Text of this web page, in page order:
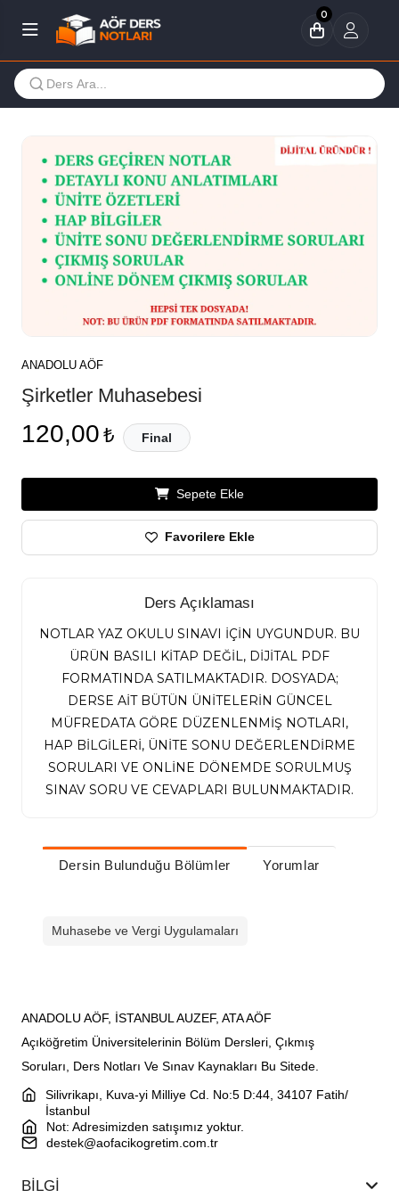
0
ANADOLU AÖF
Şirketler Muhasebesi
120,00 ₺ Final
Sepete Ekle
Favorilere Ekle
Ders Açıklaması
NOTLAR YAZ OKULU SINAVI İÇİN UYGUNDUR. BU
ÜRÜN BASILI KİTAP DEĞİL, DİJİTAL PDF
FORMATINDA SATILMAKTADIR. DOSYADA;
DERSE AİT BÜTÜN ÜNİTELERİN GÜNCEL
MÜFREDATA GÖRE DÜZENLENMİŞ NOTLARI,
HAP BİLGİLERİ, ÜNİTE SONU DEĞERLENDİRME
SORULARI VE ONLİNE DÖNEMDE SORULMUŞ
SINAV SORU VE CEVAPLARI BULUNMAKTADIR.
Dersin Bulunduğu Bölümler Yorumlar
Muhasebe ve Vergi Uygulamaları
ANADOLU AÖF, İSTANBUL AUZEF, ATA AÖF
Açıköğretim Üniversitelerinin Bölüm Dersleri, Çıkmış
Soruları, Ders Notları Ve Sınav Kaynakları Bu Sitede.
Silivrikapı, Kuva-yi Milliye Cd. No:5 D:44, 34107 Fatih/
İstanbul
Not: Adresimizden satışımız yoktur.
destek@aofacikogretim.com.tr
BİLGİ